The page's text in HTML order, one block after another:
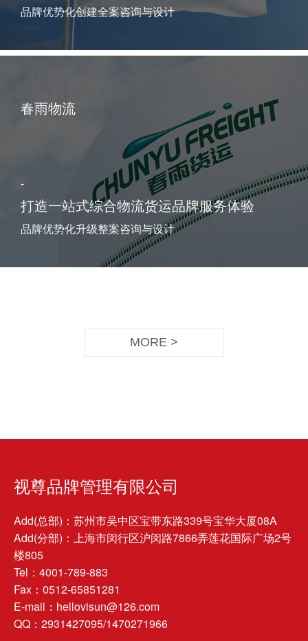
品牌优势化创建全案咨询与设计
春雨物流
-
打造一站式综合物流货运品牌服务体验
品牌优势化升级整案咨询与设计
MORE >
视尊品牌管理有限公司
Add(总部)：苏州市吴中区宝带东路339号宝华大厦08A
Add(分部)：上海市闵行区沪闵路7866弄莲花国际广场2号
楼805
Tel：4001-789-883
Fax：0512-65851281
E-mail：hellovisun@126.com
QQ：2931427095/1470271966